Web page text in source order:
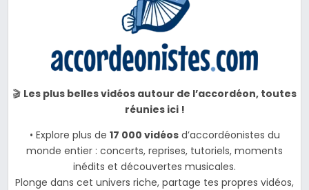
🎬 Les plus belles vidéos autour de l’accordéon, toutes
réunies ici !
• Explore plus de 17 000 vidéosd’accordéonistes du
monde entier : concerts, reprises, tutoriels, moments
inédits et découvertes musicales.
Plonge dans cet univers riche, partage tes propres vidéos,